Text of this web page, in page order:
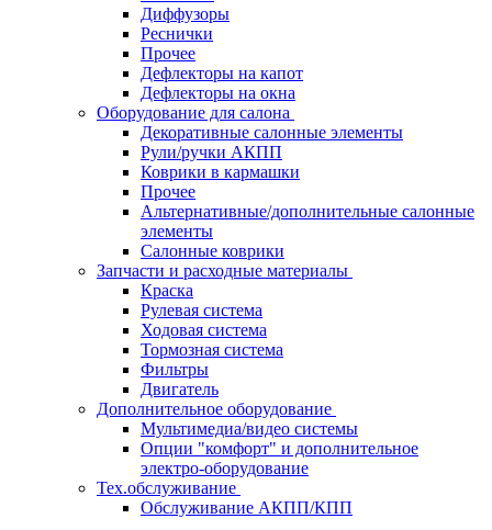
Диффузоры
Реснички
Прочее
Дефлекторы на капот
Дефлекторы на окна
Оборудование для салона
Декоративные салонные элементы
Рули/ручки АКПП
Коврики в кармашки
Прочее
Альтернативные/дополнительные салонные
элементы
Салонные коврики
Запчасти и расходные материалы
Краска
Рулевая система
Ходовая система
Тормозная система
Фильтры
Двигатель
Дополнительное оборудование
Мультимедиа/видео системы
Опции "комфорт" и дополнительное
электро-оборудование
Тех.обслуживание
Обслуживание АКПП/КПП